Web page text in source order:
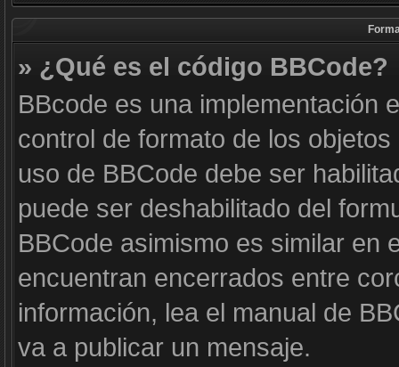
» ¿Qué es el código BBCode?
BBcode es una implementación
control de formato de los
uso de BBCode debe ser
puede ser deshabilitado del
BBCode asimismo es similar en
encuentran encerrados entre
información, lea el manual de
va a publicar un mensaje.